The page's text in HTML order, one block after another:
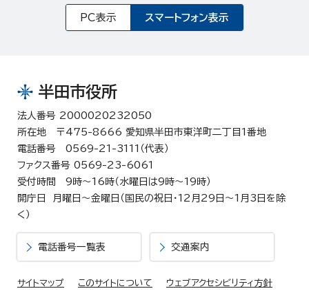
PC表示 スマートフォン表示
半田市役所
法人番号 2000020232050
所在地 〒475-8666 愛知県半田市東洋町二丁目1番地
電話番号 0569-21-3111（代表）
ファクス番号 0569-23-6061
受付時間 9時～16時（水曜日は9時～19時）
開庁日 月曜日～金曜日（国民の祝日・12月29日～1月3日を除
く）
電話番号一覧表 交通案内
サイトマップ このサイトについて ウェブアクセシビリティ方針